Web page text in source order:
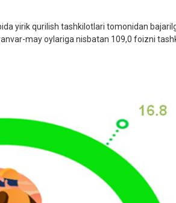
yirik qurilish tashkilotlari tomonidan
may oylariga nisbatan 109,0 foizni